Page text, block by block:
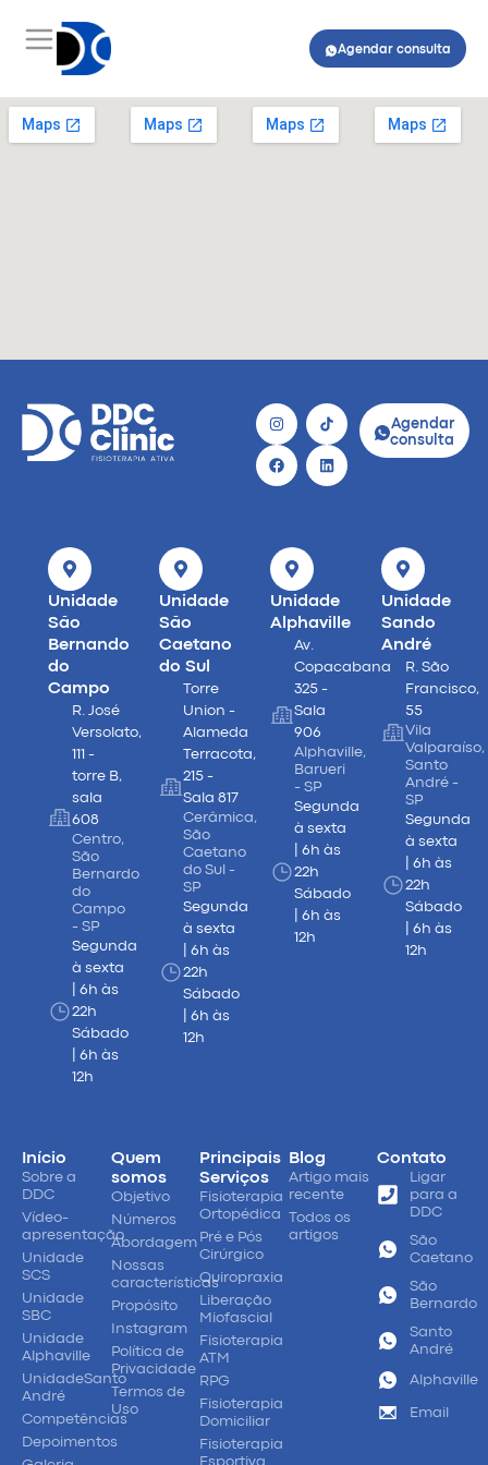
Agendar consulta
Agendar
consulta
Unidade
São
Bernando
do
Campo
R. José
Versolato,
111 -
torre B,
sala
608
Centro,
São
Bernardo
do
Campo
- SP
Segunda
à sexta
| 6h às
22h
Sábado
| 6h às
12h
Unidade
São
Caetano
do Sul
Torre
Union -
Alameda
Terracota,
215 -
Sala 817
Cerâmica,
São
Caetano
do Sul -
SP
Segunda
à sexta
| 6h às
22h
Sábado
| 6h às
12h
Unidade
Alphaville
Av.
Copacabana
325 -
Sala
906
Alphaville,
Barueri
- SP
Segunda
à sexta
| 6h às
22h
Sábado
| 6h às
12h
Unidade
Sando
André
R. São
Francisco,
55
Vila
Valparaíso,
Santo
André -
SP
Segunda
à sexta
| 6h às
22h
Sábado
| 6h às
12h
Início
Sobre a
DDC
Vídeo-
apresentação
Unidade
SCS
Unidade
SBC
Unidade
Alphaville
UnidadeSanto
André
Competências
Depoimentos
Quem
somos
Objetivo
Números
Abordagem
Nossas
características
Propósito
Instagram
Política de
Privacidade
Termos de
Uso
Principais
Serviços
Fisioterapia
Ortopédica
Pré e Pós
Cirúrgico
Quiropraxia
Liberação
Miofascial
Fisioterapia
ATM
RPG
Fisioterapia
Domiciliar
Fisioterapia
Esportiva
Blog
Artigo mais
recente
Todos os
artigos
Contato
Ligar
para a
DDC
São
Caetano
São
Bernardo
Santo
André
Alphaville
Email